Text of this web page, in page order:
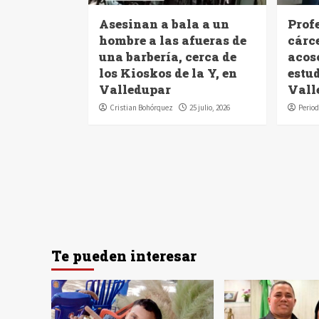
Asesinan a bala a un
hombre a las afueras de
una barbería, cerca de
los Kioskos de la Y, en
Valledupar
Cristian Bohórquez 25 julio, 2026
Te pueden interesar